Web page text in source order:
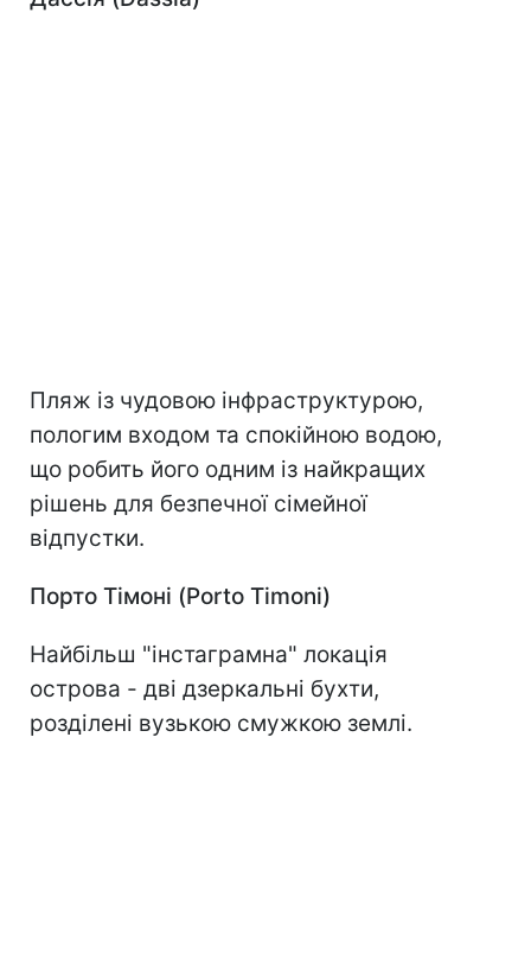
Пляж із чудовою інфраструктурою,
пологим входом та спокійною водою,
що робить його одним із найкращих
рішень для безпечної сімейної
відпустки.
Порто Тімоні (Porto Timoni)
Найбільш "інстаграмна" локація
острова - дві дзеркальні бухти,
розділені вузькою смужкою землі.